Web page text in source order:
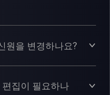
원을 변경하나요?
집이 필요하나